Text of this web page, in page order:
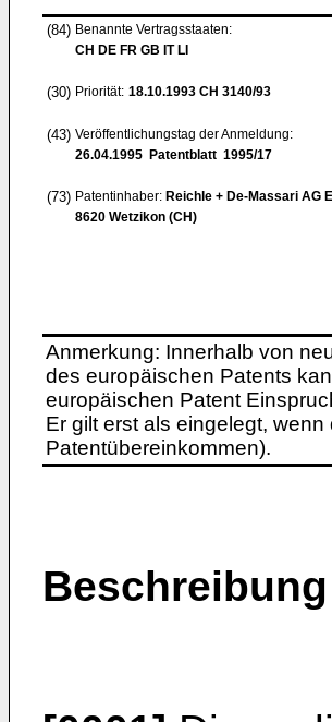
(84) Benannte Vertragsstaaten:
CH DE FR GB IT LI
(30) Priorität: 18.10.1993 CH 3140/93
(43) Veröffentlichungstag der Anmeldung:
26.04.1995 Patentblatt 1995/17
(73) Patentinhaber: Reichle + De-Massari AG
8620 Wetzikon (CH)
Anmerkung: Innerhalb von
des europäischen Patents
europäischen Patent
Er gilt erst als eingelegt,
Patentübereinkommen).
Beschreibung